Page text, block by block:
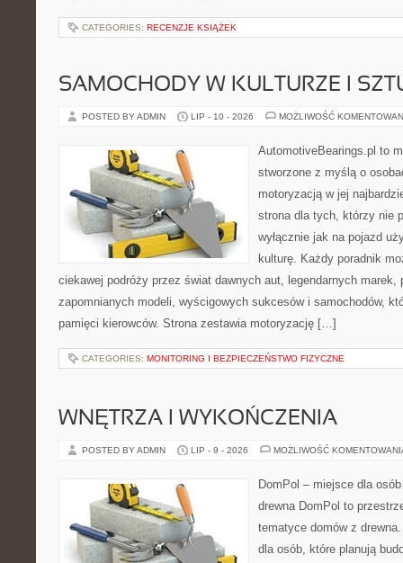
CATEGORIES: RECENZJE KSIĄŻEK
SAMOCHODY W KULTURZE I
POSTED BY ADMIN LIP - 10 - 2026 MOŻLIWOŚĆ
AutomotiveBearings.pl to
stworzone z myślą o
motoryzacją w jej
strona dla tych, którzy nie
wyłącznie jak na pojazd
kulturę. Każdy poradnik
ciekawej podróży przez świat dawnych aut, legendarnych marek,
zapomnianych modeli, wyścigowych sukcesów i samochodów,
pamięci kierowców. Strona zestawia motoryzację […]
CATEGORIES: MONITORING I BEZPIECZEŃSTWO FIZYCZNE
WNĘTRZA I WYKOŃCZENIA
POSTED BY ADMIN LIP - 9 - 2026 MOŻLIWOŚĆ
DomPol – miejsce dla
drewna DomPol to
tematyce domów z
dla osób, które planują